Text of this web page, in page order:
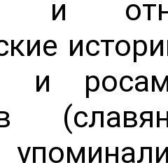
и
и